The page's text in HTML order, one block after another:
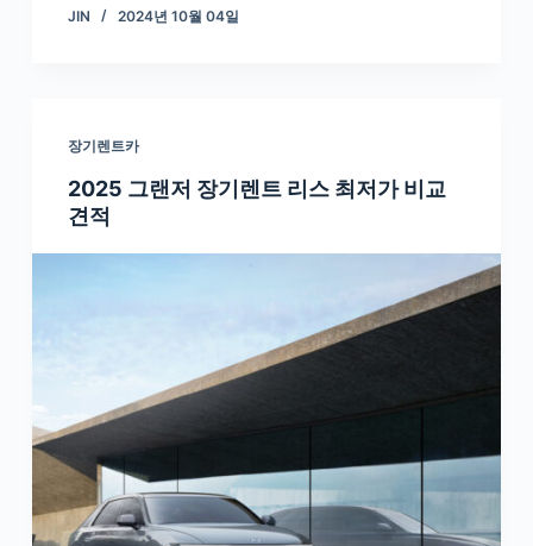
JIN 2024년 10월 04일
장기렌트카
2025 그랜저 장기렌트 리스 최저가 비교
견적